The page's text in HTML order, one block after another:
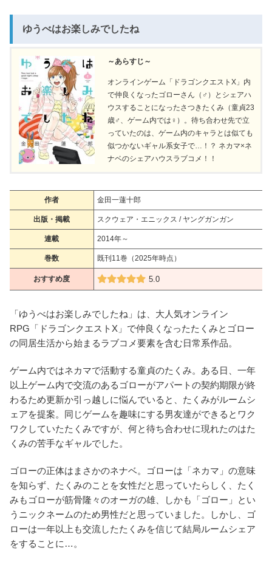
ゆうべはお楽しみでしたね
～あらすじ～
オンラインゲーム「ドラゴンクエストX」内
で仲良くなったゴローさん（♂）とシェアハ
ウスすることになったさつきたくみ（童貞23
歳♂、ゲーム内では♀）。待ち合わせ先で立
っていたのは、ゲーム内のキャラとは似ても
似つかないギャル系女子で…！？ ネカマ×ネ
ナベのシェアハウスラブコメ！！
作者 金田一蓮十郎
出版・掲載 スクウェア・エニックス / ヤングガンガン
連載 2014年～
巻数 既刊11巻（2025年時点）
おすすめ度 5.0
「ゆうべはお楽しみでしたね」は、大人気オンライン
RPG「ドラゴンクエストX」で仲良くなったたくみとゴロー
の同居生活から始まるラブコメ要素を含む日常系作品。
ゲーム内ではネカマで活動する童貞のたくみ。ある日、一年
以上ゲーム内で交流のあるゴローがアパートの契約期限が終
わるため更新か引っ越しに悩んでいると、たくみがルームシ
ェアを提案。同じゲームを趣味にする男友達ができるとワク
ワクしていたたくみですが、何と待ち合わせに現れたのはた
くみの苦手なギャルでした。
ゴローの正体はまさかのネナベ。ゴローは「ネカマ」の意味
を知らず、たくみのことを女性だと思っていたらしく、たく
みもゴローが筋骨隆々のオーガの雄、しかも「ゴロー」とい
うニックネームのため男性だと思っていました。しかし、ゴ
ローは一年以上も交流したたくみを信じて結局ルームシェア
をすることに…。